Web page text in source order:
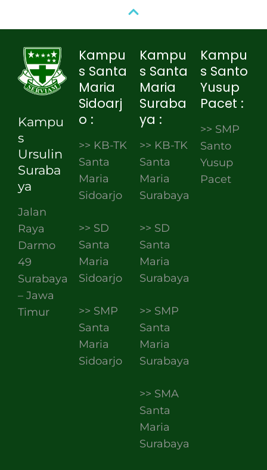
Kampu
s
Ursulin
Suraba
ya
Jalan
Raya
Darmo
49
Surabaya
– Jawa
Timur
Kampu
s Santa
Maria
Sidoarj
o :
>> KB-TK
Santa
Maria
Sidoarjo
>> SD
Santa
Maria
Sidoarjo
>> SMP
Santa
Maria
Sidoarjo
Kampu
s Santa
Maria
Suraba
ya :
>> KB-TK
Santa
Maria
Surabaya
>> SD
Santa
Maria
Surabaya
>> SMP
Santa
Maria
Surabaya
>> SMA
Santa
Maria
Surabaya
Kampu
s Santo
Yusup
Pacet :
>> SMP
Santo
Yusup
Pacet